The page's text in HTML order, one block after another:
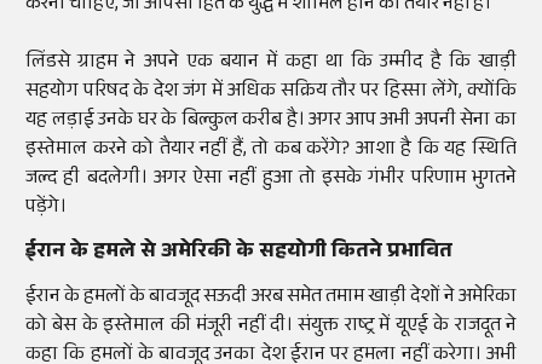
लिंडसे ग्राहम ने अपने एक बयान में कहा था कि उम्मीद है कि खाड़ी
सहयोग परिषद के देश जंग में अधिक सक्रिय तौर पर हिस्सा लेंगे, क्योंकि
यह लड़ाई उनके घर के बिल्कुल करीब है। अगर आप अभी अपनी सेना का
इस्तेमाल करने को तैयार नहीं हैं, तो कब करेंगे? आशा है कि यह स्थिति
जल्द ही बदलेगी। अगर ऐसा नहीं हुआ तो इसके गंभीर परिणाम भुगतने
पड़ेंगे।
ईरान के हमले से अमेरिकी के सहयोगी कितने प्रभावित
ईरान के हमलों के बावजूद सऊदी अरब समेत तमाम खाड़ी देशों ने अमेरिका
को बेस के इस्तेमाल की मंजूरी नहीं दी। संयुक्त राष्ट्र में यूएई के राजदूत ने
कहा कि हमलों के बावजूद उनका देश ईरान पर हमला नहीं करेगा। अभी